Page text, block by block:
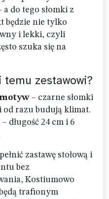
do tego słomki z
będzie nie tylko
i lekki, czyli
szuka się na
temu zestawowi?
– czarne słomki
razu budują klimat.
– długość 24 cm i 6
zastawę stołową i
bez
Kostiumowo
trafionym